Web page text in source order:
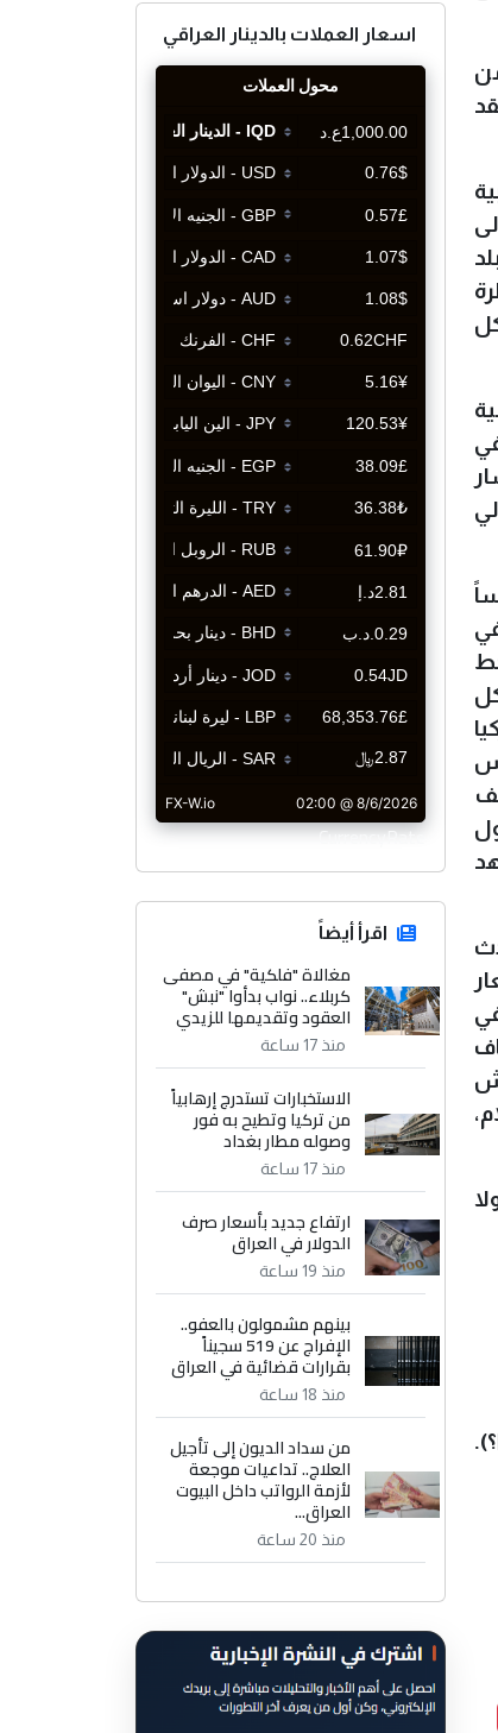
لكل
اسعار العملات بالدينار العراقي
CurrencyRate
اقرأ أيضاً
مغالاة "فلكية" في مصفى
كربلاء.. نواب بدأوا "نبش"
العقود وتقديمها للزيدي
منذ 17 ساعة
الاستخبارات تستدرج إرهابياً
من تركيا وتطيح به فور
وصوله مطار بغداد
منذ 17 ساعة
ارتفاع جديد بأسعار صرف
الدولار في العراق
منذ 19 ساعة
بينهم مشمولون بالعفو..
الإفراج عن 519 سجيناً
بقرارات قضائية في العراق
منذ 18 ساعة
من سداد الديون إلى تأجيل
العلاج.. تداعيات موجعة
لأزمة الرواتب داخل البيوت
العراق...
منذ 20 ساعة